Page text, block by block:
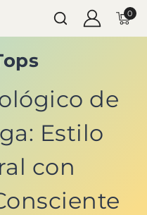
0
de
Estilo
con